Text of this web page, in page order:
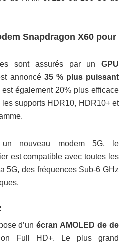
Snapdragon X60 pour
sont assurés par un GPU
annoncé 35 % plus puissant
est également 20% plus efficace
supports HDR10, HDR10+ et
nouveau modem 5G, le
est compatible avec toutes les
5G, des fréquences Sub-6 GHz
d’unécran AMOLED de de
Full HD+. Le plus grand